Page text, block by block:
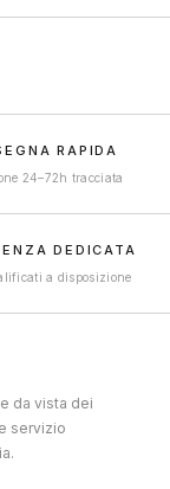
RAPIDA
24–72h tracciata
DEDICATA
a disposizione
da vista dei
servizio